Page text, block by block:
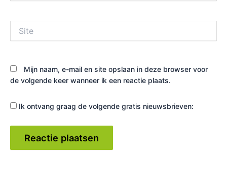
Mijn naam, e-mail en site opslaan in deze browser voor
de volgende keer wanneer ik een reactie plaats.
Ik ontvang graag de volgende gratis nieuwsbrieven: